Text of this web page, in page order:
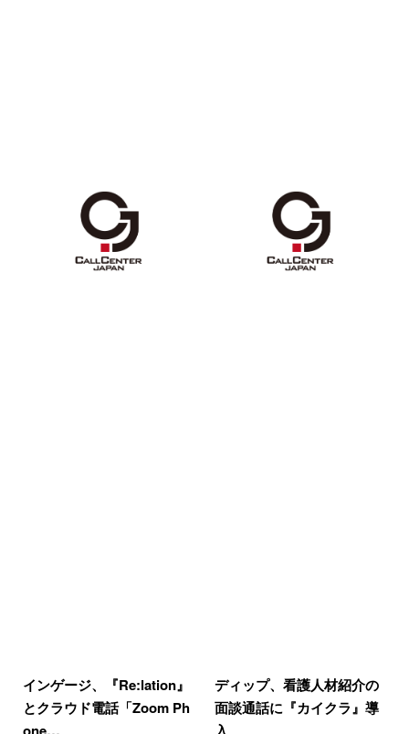
インゲージ、『Re:lation』
とクラウド電話「Zoom Ph
ディップ、看護人材紹介の
面談通話に『カイクラ』導